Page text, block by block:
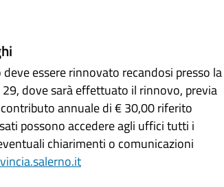
essere rinnovato recandosi presso la
dove sarà effettuato il rinnovo, previa
annuale di € 30,00 riferito
possono accedere agli uffici tutti i
chiarimenti o comunicazioni